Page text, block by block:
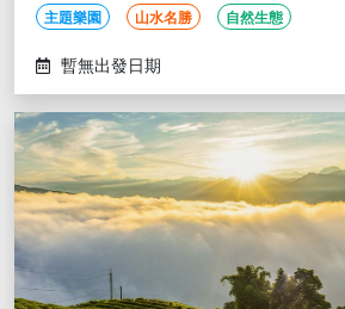
主題樂園 山水名勝 自然生態
暫無出發日期